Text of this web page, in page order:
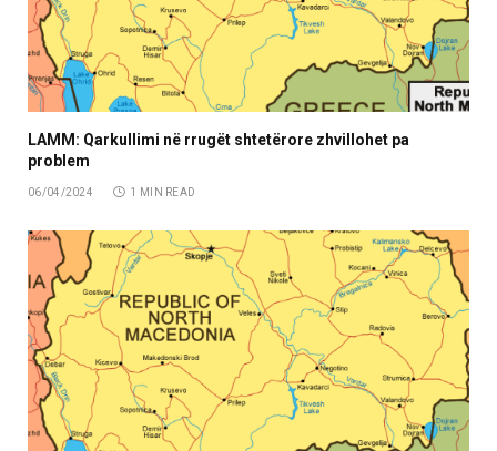
LAMM: Qarkullimi në rrugët shtetërore zhvillohet pa
problem
06/04/2024 1 MIN READ